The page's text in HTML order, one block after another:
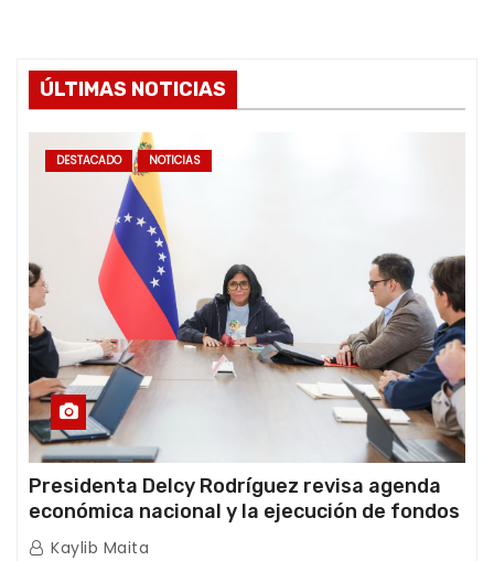
ÚLTIMAS NOTICIAS
DESTACADO NOTICIAS
Presidenta Delcy Rodríguez revisa agenda
económica nacional y la ejecución de fondos
de emergencia post-sismos
Kaylib Maita